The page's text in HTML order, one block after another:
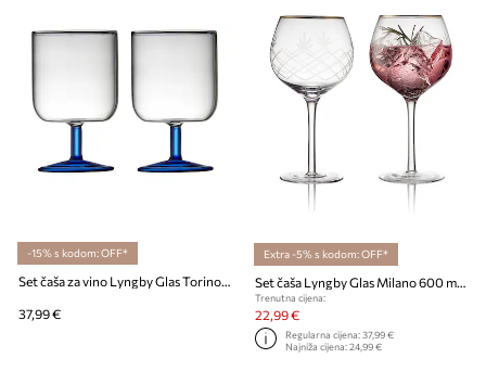
-15% s kodom: OFF*
37,99 €
Extra -5% s kodom: OFF*
Set čaša Lyngby Glas Milano 600 ml 2-pack
Trenutna cijena:
22,99 €
Regularna cijena:37,99 €
Najniža cijena:24,99 €